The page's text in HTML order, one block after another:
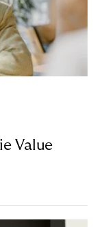
Value